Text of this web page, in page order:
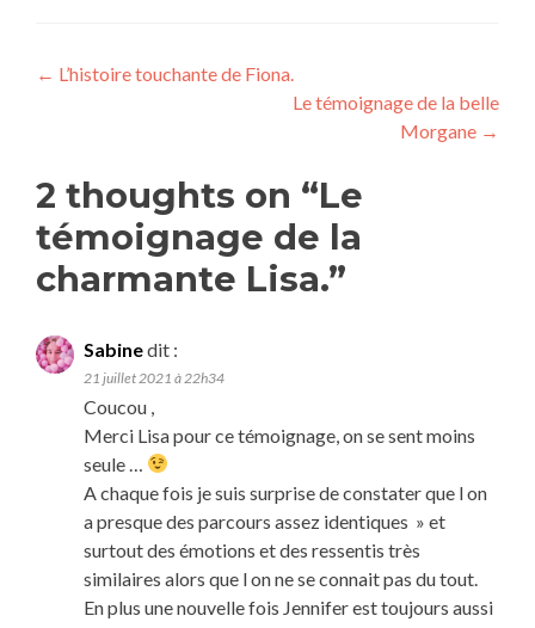
Navigation
← L’histoire touchante de Fiona.
Le témoignage de la belle
Morgane →
2 thoughts on “Le
témoignage de la
charmante Lisa.”
Sabinedit :
21 juillet 2021 à 22h34
Coucou ,
Merci Lisa pour ce témoignage, on se sent moins
seule …
A chaque fois je suis surprise de constater que l on
a presque des parcours assez identiques » et
surtout des émotions et des ressentis très
similaires alors que l on ne se connait pas du tout.
En plus une nouvelle fois Jennifer est toujours aussi